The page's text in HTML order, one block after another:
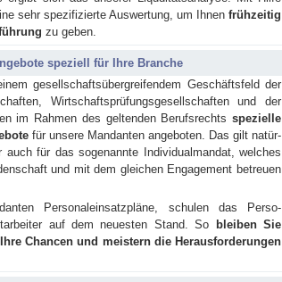
sehr spe­zi­fi­zier­te Aus­wer­tung, um Ihnen frühzei­tig
zu geben.
speziell für Ihre Branche
gesellschaftsübergreifendem Geschäftsfeld der
Wirtschaftsprüfungsgesellschaften und der
im Rahmen des geltenden Berufsrechts spe­zi­el­le
für un­se­re Man­dan­ten an­ge­bo­ten. Das gilt na­tür­
auch für das so­ge­nann­te In­di­vi­dual­man­dat, wel­ches
und mit dem glei­chen En­ga­ge­ment be­treu­en
Per­so­nal­ein­satz­plä­ne, schu­len das Per­so­
auf dem neuesten Stand. So
bleiben Sie
Chancen und meistern die Herausforderungen